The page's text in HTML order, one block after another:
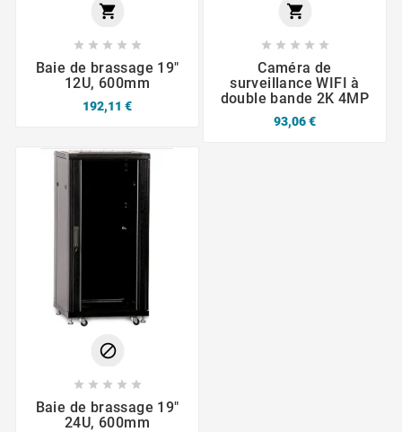

    
Baie de brassage 19"
12U, 600mm
192,11 €

    
Caméra de
surveillance WIFI à
double bande 2K 4MP
93,06 €

    
Baie de brassage 19"
24U, 600mm